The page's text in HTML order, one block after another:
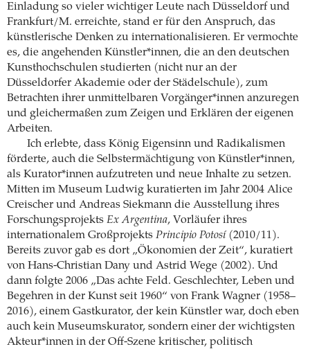
Einladung so vieler wichtiger Leute nach Düsseldorf und
Frankfurt/M. erreichte, stand er für den Anspruch, das
künstlerische Denken zu internationalisieren. Er vermochte
es, die angehenden Künstler*innen, die an den deutschen
Kunsthochschulen studierten (nicht nur an der
Düsseldorfer Akademie oder der Städelschule), zum
Betrachten ihrer unmittelbaren Vorgänger*innen anzuregen
und gleichermaßen zum Zeigen und Erklären der eigenen
Arbeiten.
Ich erlebte, dass König Eigensinn und Radikalismen
förderte, auch die Selbstermächtigung von Künstler*innen,
als Kurator*innen aufzutreten und neue Inhalte zu setzen.
Mitten im Museum Ludwig kuratierten im Jahr 2004 Alice
Creischer und Andreas Siekmann die Ausstellung ihres
Forschungsprojekts Ex Argentina, Vorläufer ihres
internationalem Großprojekts Principio Potosí(2010/11).
Bereits zuvor gab es dort „Ökonomien der Zeit“, kuratiert
von Hans-Christian Dany und Astrid Wege (2002). Und
dann folgte 2006 „Das achte Feld. Geschlechter, Leben und
Begehren in der Kunst seit 1960“ von Frank Wagner (1958–
2016), einem Gastkurator, der kein Künstler war, doch eben
auch kein Museumskurator, sondern einer der wichtigsten
Akteur*innen in der Off-Szene kritischer, politisch